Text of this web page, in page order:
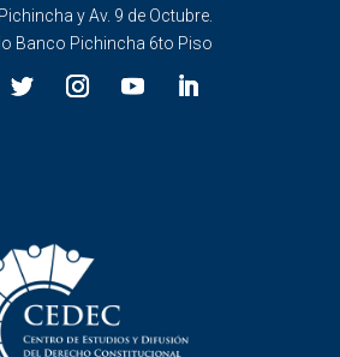
y Av. 9 de Octubre.
Banco Pichincha 6to Piso